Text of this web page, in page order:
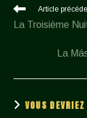
Read
more
articles
Article
La Troisième
La
VOUS